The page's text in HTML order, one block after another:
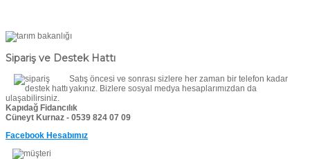
Sipariş ve Destek Hattı
Satış öncesi ve sonrası sizlere her zaman bir telefon kadar
yakınız. Bizlere sosyal medya hesaplarımızdan da
ulaşabilirsiniz.
Kapıdağ Fidancılık
Cüneyt Kurnaz - 0539 824 07 09
Facebook Hesabımız